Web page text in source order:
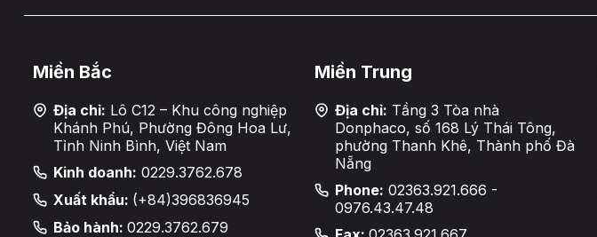
Miền Bắc
Địa chỉ: Lô C12 – Khu công nghiệp
Khánh Phú, Phường Đông Hoa Lư,
Tỉnh Ninh Bình, Việt Nam
Kinh doanh: 0229.3762.678
Xuất khẩu: (+84)396836945
Bảo hành: 0229.3762.679
Miền Trung
Địa chỉ: Tầng 3 Tòa nhà
Donphaco, số 168 Lý Thái Tông,
phường Thanh Khê, Thành phố Đà
Nẵng
Phone: 02363.921.666 -
0976.43.47.48